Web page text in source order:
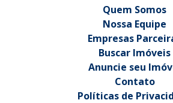
Quem Somos
Nossa Equipe
Empresas
Buscar Imóveis
Anuncie seu
Contato
Políticas de